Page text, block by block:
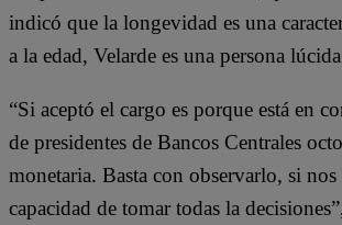
indicó que la longevidad es una
a la edad, Velarde es una persona
“Si aceptó el cargo es porque está en
de presidentes de Bancos Centrales
monetaria. Basta con observarlo, si
capacidad de tomar todas la